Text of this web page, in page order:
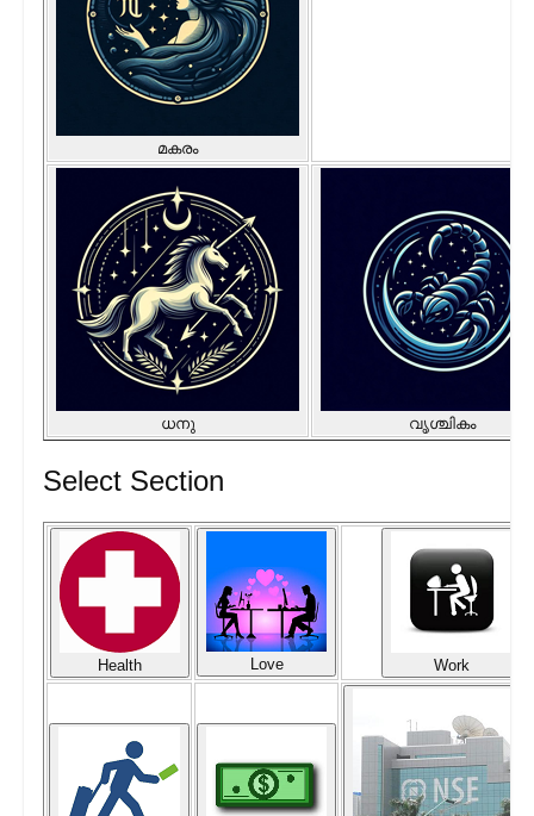
മകരം
ധനു വൃശ്ചികം
Select Section
Health Love Work